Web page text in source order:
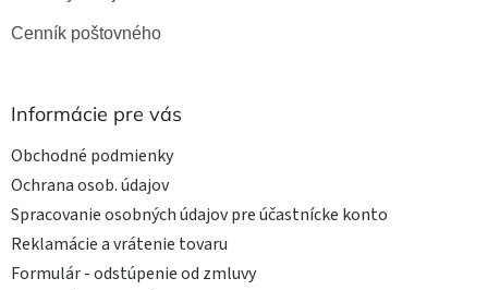
Cenník poštovného
Informácie pre vás
Obchodné podmienky
Ochrana osob. údajov
Spracovanie osobných údajov pre účastnícke konto
Reklamácie a vrátenie tovaru
Formulár - odstúpenie od zmluvy